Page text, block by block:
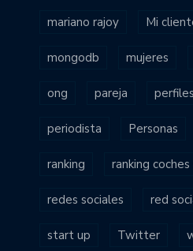
mariano rajoy Mi
mongodb mujeres
ong pareja
periodista Personas
ranking ranking
redes sociales red
start up Twitter